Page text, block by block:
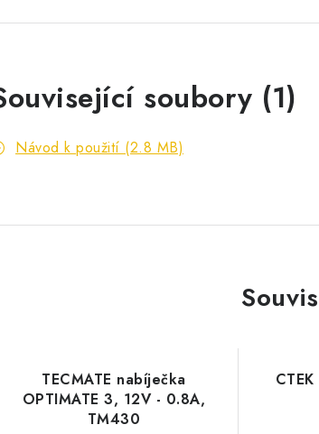
soubory (1)
Návod k použití (2.8 MB)
TECMATE nabíječka
OPTIMATE 3, 12V - 0.8A,
TM430